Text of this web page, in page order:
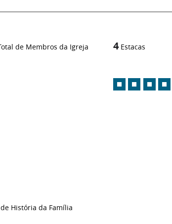
de Membros da Igreja 4 Estacas
História da Família